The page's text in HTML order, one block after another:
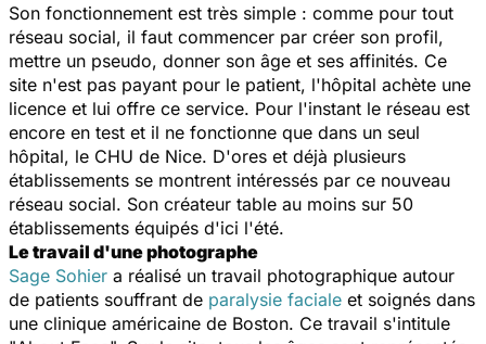
Son fonctionnement est très simple : comme pour tout
réseau social, il faut commencer par créer son profil,
mettre un pseudo, donner son âge et ses affinités. Ce
site n'est pas payant pour le patient, l'hôpital achète une
licence et lui offre ce service. Pour l'instant le réseau est
encore en test et il ne fonctionne que dans un seul
hôpital, le CHU de Nice. D'ores et déjà plusieurs
établissements se montrent intéressés par ce nouveau
réseau social. Son créateur table au moins sur 50
établissements équipés d'ici l'été.
Le travail d'une photographe
Sage Sohier a réalisé un travail photographique autour
de patients souffrant de paralysie faciale et soignés dans
une clinique américaine de Boston. Ce travail s'intitule